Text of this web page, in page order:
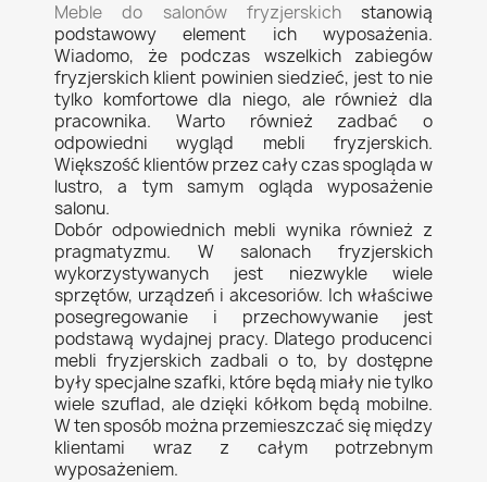
Meble do salonów fryzjerskichstanowią
podstawowy element ich wyposażenia.
Wiadomo, że podczas wszelkich zabiegów
fryzjerskich klient powinien siedzieć, jest to nie
tylko komfortowe dla niego, ale również dla
pracownika. Warto również zadbać o
odpowiedni wygląd mebli fryzjerskich.
Większość klientów przez cały czas spogląda w
lustro, a tym samym ogląda wyposażenie
salonu.
Dobór odpowiednich mebli wynika również z
pragmatyzmu. W salonach fryzjerskich
wykorzystywanych jest niezwykle wiele
sprzętów, urządzeń i akcesoriów. Ich właściwe
posegregowanie i przechowywanie jest
podstawą wydajnej pracy. Dlatego producenci
mebli fryzjerskich zadbali o to, by dostępne
były specjalne szafki, które będą miały nie tylko
wiele szuflad, ale dzięki kółkom będą mobilne.
W ten sposób można przemieszczać się między
klientami wraz z całym potrzebnym
wyposażeniem.